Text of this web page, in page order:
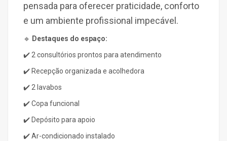
pensada para oferecer praticidade, conforto
e um ambiente profissional impecável.
🔹 Destaques do espaço:
✔️ 2 consultórios prontos para atendimento
✔️ Recepção organizada e acolhedora
✔️ 2 lavabos
✔️ Copa funcional
✔️ Depósito para apoio
✔️ Ar-condicionado instalado